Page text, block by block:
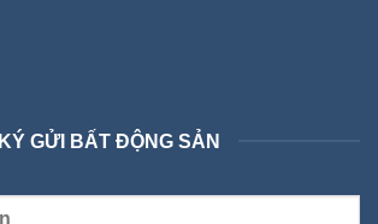
KÝ GỬI BẤT ĐỘNG SẢN